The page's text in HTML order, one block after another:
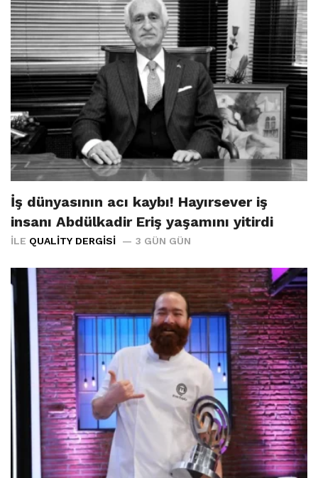
İş dünyasının acı kaybı! Hayırsever iş
insanı Abdülkadir Eriş yaşamını yitirdi
İLE QUALITY DERGISI 3 GÜN GÜN